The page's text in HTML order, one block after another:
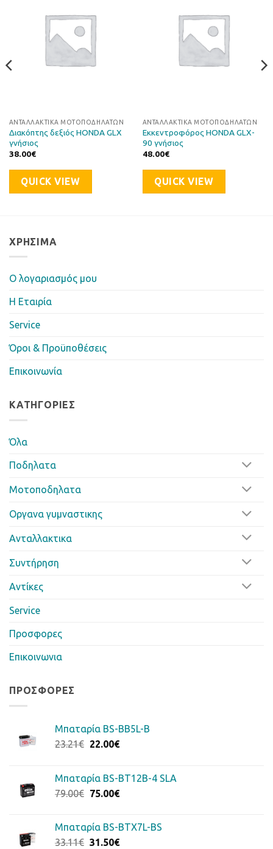
Επιθυμιών
ΑΝΤΑΛΛΑΚΤΙΚΆ ΜΟΤΟΠΟΔΗΛΆΤΩΝ
Διακόπτης δεξιός HONDA GLX
γνήσιος
38.00€
QUICK VIEW
Επιθυμιών
ΑΝΤΑΛΛΑΚΤΙΚΆ ΜΟΤΟΠΟΔΗΛΆΤΩΝ
Eκκεντροφόρος HONDA GLX-
90 γνήσιος
48.00€
QUICK VIEW
ΧΡΉΣΙΜΑ
Ο λογαριασμός μου
Η Eταιρία
Service
Όροι & Προϋποθέσεις
Επικοινωνία
ΚΑΤΗΓΟΡΊΕΣ
Όλα
Ποδηλατα
Μοτοποδηλατα
Οργανα γυμναστικης
Ανταλλακτικα
Συντήρηση
Αντίκες
Service
Προσφορες
Επικοινωνια
ΠΡΟΣΦΟΡΈΣ
Μπαταρία BS-BB5L-B
23.21€ Original
23.21€.
22.00€Η
είναι:
22.00€.
Μπαταρία BS-BT12B-4 SLA
79.00€ Original
79.00€.
75.00€Η
είναι:
75.00€.
Μπαταρία BS-BTX7L-BS
33.11€ Original
31.50€Η